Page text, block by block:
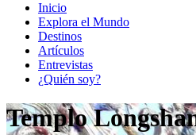
Inicio
Explora el Mundo
Destinos
Artículos
Entrevistas
¿Quién soy?
Templo